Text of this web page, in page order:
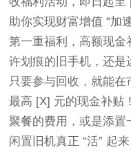
助你实现财富增值 “加速
第一重福利，高额现金
许划痕的旧手机，还是
只要参与回收，就能
最高 [X] 元的现金补贴
聚餐的费用，或是添置
闲置旧机真正 “活” 起